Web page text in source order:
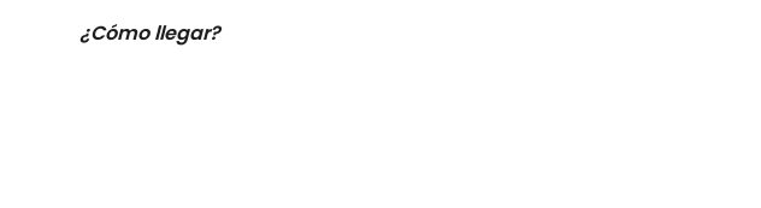
¿Cómo llegar?